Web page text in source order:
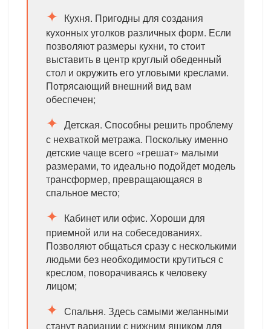
Кухня. Пригодны для создания
кухонных уголков различных форм. Если
позволяют размеры кухни, то стоит
выставить в центр круглый обеденный
стол и окружить его угловыми креслами.
Потрясающий внешний вид вам
обеспечен;
Детская. Способны решить проблему
с нехваткой метража. Поскольку именно
детские чаще всего «грешат» малыми
размерами, то идеально подойдет модель
трансформер, превращающаяся в
спальное место;
Кабинет или офис. Хороши для
приемной или на собеседованиях.
Позволяют общаться сразу с несколькими
людьми без необходимости крутиться с
креслом, поворачиваясь к человеку
лицом;
Спальня. Здесь самыми желанными
станут вариации с нижним ящиком для